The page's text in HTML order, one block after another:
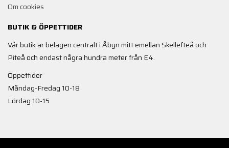
Om cookies
BUTIK & ÖPPETTIDER
Vår butik är belägen centralt i Åbyn mitt emellan Skellefteå och
Piteå och endast några hundra meter från E4.
Öppettider
Måndag-Fredag 10-18
Lördag 10-15